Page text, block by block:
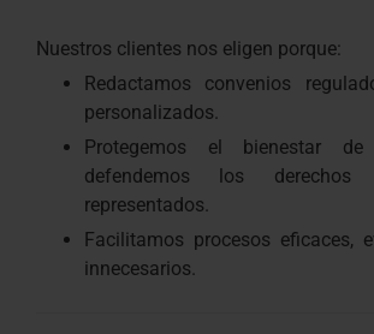
Nuestros clientes nos eligen porque:
Redactamos convenios
personalizados.
Protegemos el bienestar
defendemos los derechos
representados.
Facilitamos procesos eficaces,
innecesarios.